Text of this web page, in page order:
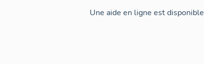
Une aide en ligne est disponible